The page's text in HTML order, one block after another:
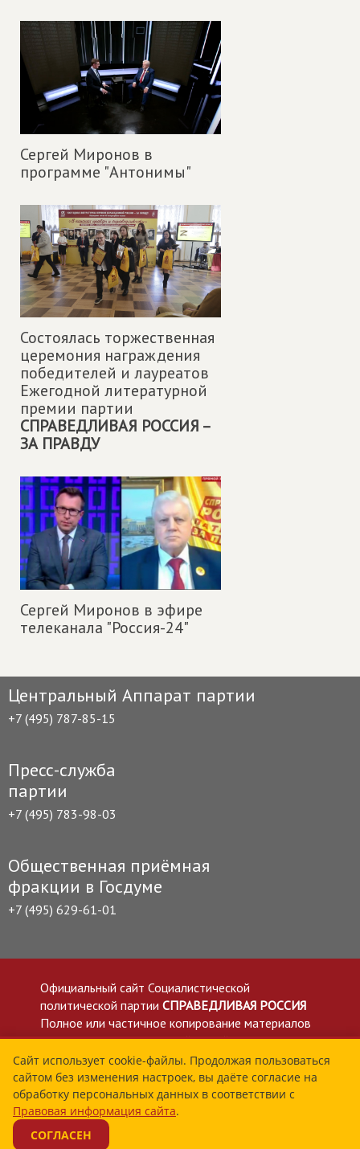
Сергей Миронов в
программе "Антонимы"
Состоялась торжественная
церемония награждения
победителей и лауреатов
Ежегодной литературной
премии партии
СПРАВЕДЛИВАЯ РОССИЯ –
ЗА ПРАВДУ
Сергей Миронов в эфире
телеканала "Россия-24"
Центральный Аппарат партии
+7 (495) 787-85-15
Пресс-служба
партии
+7 (495) 783-98-03
Общественная приёмная
фракции в Госдуме
+7 (495) 629-61-01
Официальный сайт Социалистической
политической партии СПРАВЕДЛИВАЯ РОССИЯ
Полное или частичное копирование материалов
приветствуется со ссылкой на сайт spravedlivo.ru
Политика в отношении обработки персональных
данных
Все материалы сайта spravedlivo.ru доступны по
лицензии Creative Commons Attribution 4.0 International
Сайт использует cookie-файлы. Продолжая пользоваться
сайтом без изменения настроек, вы даёте согласие на
обработку персональных данных в соответствии с
Правовая информация сайта.
СОГЛАСЕН